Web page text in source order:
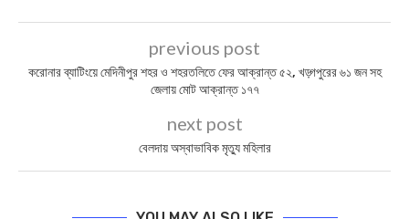
previous post
করোনার ব্যাটিংয়ে মেদিনীপুর শহর ও শহরতলিতে ফের আক্রান্ত ৫২, খড়্গপুরের ৬১ জন সহ
জেলায় মোট আক্রান্ত ১৭৭
next post
বেলদায় অস্বাভাবিক মৃত্যু মহিলার